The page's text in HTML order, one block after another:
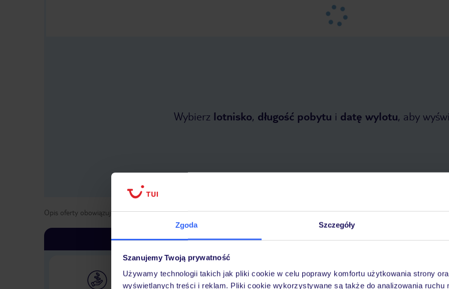
Zgoda Szczegóły
Szanujemy Twoją prywatność
Używamy technologii takich jak pliki cookie w celu poprawy komfortu użytkowania strony
wyświetlanych treści i reklam. Pliki cookie wykorzystywane są także do analizowania ruchu
Wybierz lotnisko, długość pobytu i datę wylotu, aby
Opis oferty obowiązuje dla wyjazdów w terminie od 1 kwietnia 2026do31 października 2026
Dlaczego warto wybrać TUI?